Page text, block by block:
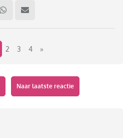
2 3 4 »
Naar laatste reactie